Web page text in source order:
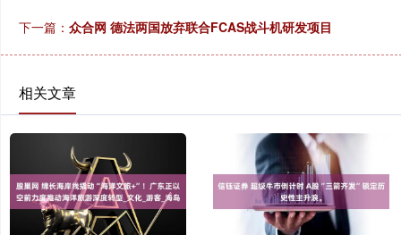
下一篇： 众合网 德法两国放弃联合FCAS战斗机研发项目
相关文章